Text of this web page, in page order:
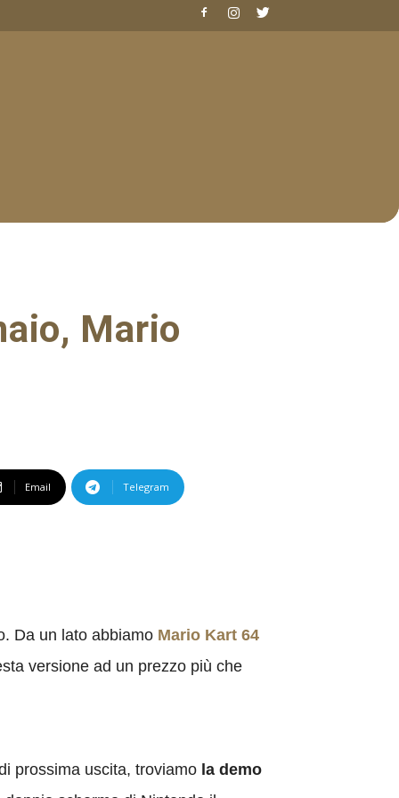
Mario
Email Telegram
Da un lato abbiamo Mario Kart 64
versione ad un prezzo più che
prossima uscita, troviamo la demo